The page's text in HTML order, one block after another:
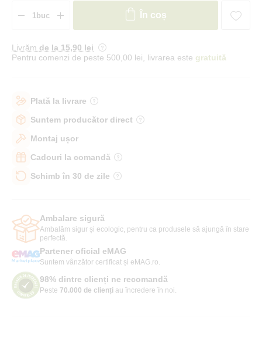
În coș
Livrăm de la 15,90 lei
Pentru comenzi de peste 500,00 lei, livrarea este gratuită
Plată la livrare
Suntem producător direct
Montaj ușor
Cadouri la comandă
Schimb în 30 de zile
Ambalare sigură
Ambalăm sigur și ecologic, pentru ca produsele să ajungă în stare
perfectă.
Partener oficial eMAG
Suntem vânzător certificat și eMAG.ro.
98% dintre clienți ne recomandă
Peste 70.000 de clienți au încredere în noi.